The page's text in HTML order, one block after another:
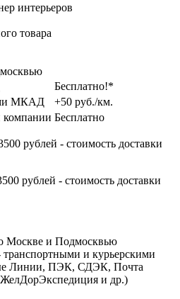
интерьеров
товара
Бесплатно!*
МКАД
+50 руб./км.
компании Бесплатно
рублей - стоимость доставки
рублей - стоимость доставки
Москве и Подмосквью
транспортными и курьерскими
Линии, ПЭК, СДЭК, Почта
и др.)